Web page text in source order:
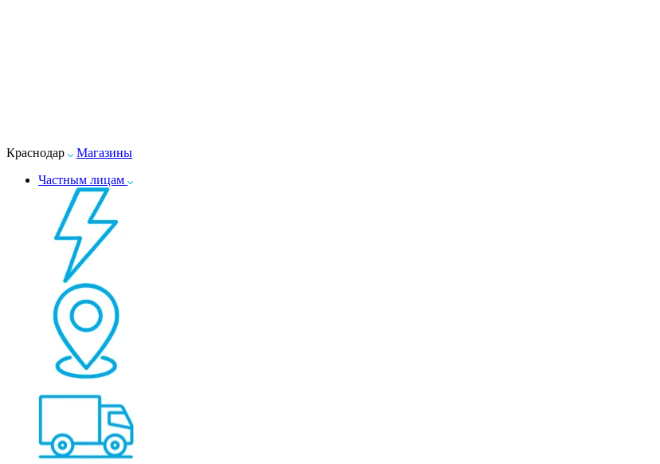
Краснодар
Магазины
Частным лицам